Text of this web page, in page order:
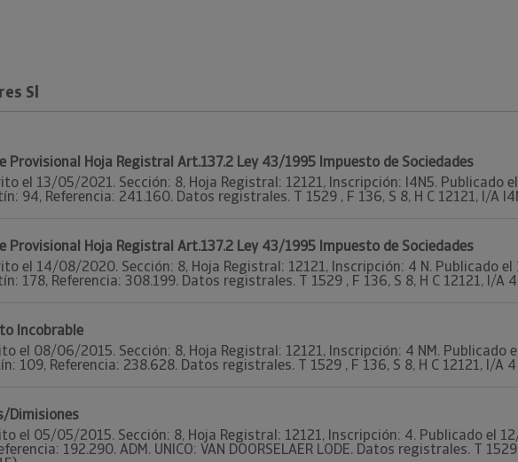
Sl
Provisional Hoja Registral Art.137.2 Ley 43/1995 Impuesto de Sociedades
el 13/05/2021. Sección: 8, Hoja Registral: 12121, Inscripción: I4N5. Publicado
94, Referencia: 241.160. Datos registrales. T 1529 , F 136, S 8, H C 12121, I/A
Provisional Hoja Registral Art.137.2 Ley 43/1995 Impuesto de Sociedades
el 14/08/2020. Sección: 8, Hoja Registral: 12121, Inscripción: 4 N. Publicado el
178, Referencia: 308.199. Datos registrales. T 1529 , F 136, S 8, H C 12121, I/A
Incobrable
el 08/06/2015. Sección: 8, Hoja Registral: 12121, Inscripción: 4 NM. Publicado
109, Referencia: 238.628. Datos registrales. T 1529 , F 136, S 8, H C 12121, I/A
Dimisiones
el 05/05/2015. Sección: 8, Hoja Registral: 12121, Inscripción: 4. Publicado el
192.290. ADM. UNICO: VAN DOORSELAER LODE. Datos registrales. T